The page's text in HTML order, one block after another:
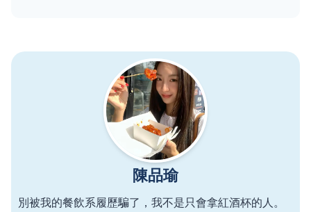
陳品瑜
別被我的餐飲系履歷騙了，我不是只會拿紅酒杯的人。